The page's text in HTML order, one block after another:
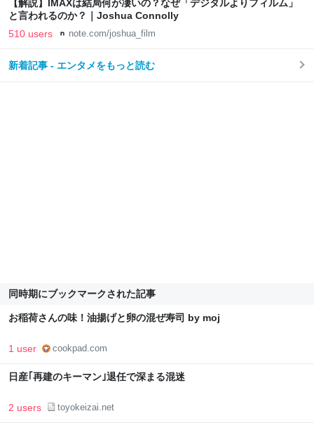
【解説】IMAXは結局何が凄いの？なぜ「デジタルよりフィルム」
と言われるのか？｜Joshua Connolly
510 users note.com/joshua_film
新着記事 - エンタメをもっと読む
同時期にブックマークされた記事
お稲荷さんの味！油揚げと卵の混ぜ寿司 by moj
1 user cookpad.com
日産｢再建のキーマン｣退任で深まる混迷
2 users toyokeizai.net